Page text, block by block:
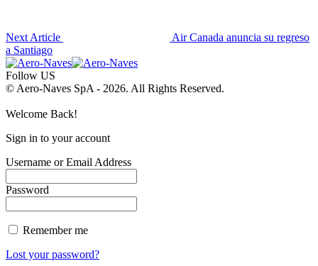
Next Article
Air Canada anuncia su regreso
a Santiago
Follow US
© Aero-Naves SpA - 2026. All Rights Reserved.
Welcome Back!
Sign in to your account
Username or Email Address
Password
Remember me
Lost your password?